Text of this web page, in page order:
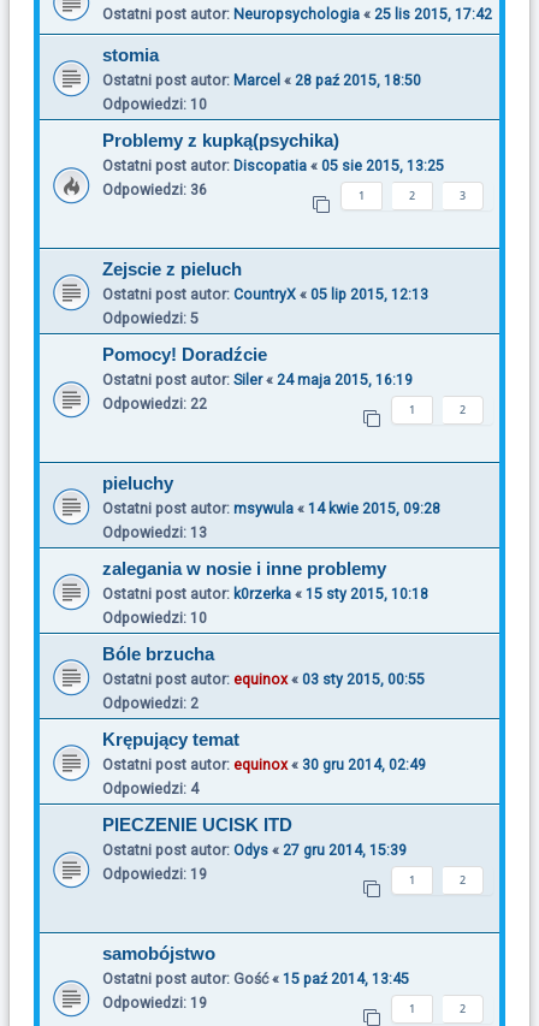
Ostatni post autor: Neuropsychologia « 25 lis 2015, 17:42
stomia
Ostatni post autor: Marcel « 28 paź 2015, 18:50
Odpowiedzi: 10
Problemy z kupką(psychika)
Ostatni post autor: Discopatia « 05 sie 2015, 13:25
Odpowiedzi: 36 1 2 3
Zejscie z pieluch
Ostatni post autor: CountryX « 05 lip 2015, 12:13
Odpowiedzi: 5
Pomocy! Doradźcie
Ostatni post autor: Siler« 24 maja 2015, 16:19
Odpowiedzi: 22 1 2
pieluchy
Ostatni post autor: msywula « 14 kwie 2015, 09:28
Odpowiedzi: 13
zalegania w nosie i inne problemy
Ostatni post autor: k0rzerka « 15 sty 2015, 10:18
Odpowiedzi: 10
Bóle brzucha
Ostatni post autor: equinox« 03 sty 2015, 00:55
Odpowiedzi: 2
Krępujący temat
Ostatni post autor: equinox« 30 gru 2014, 02:49
Odpowiedzi: 4
PIECZENIE UCISK ITD
Ostatni post autor: Odys « 27 gru 2014, 15:39
Odpowiedzi: 19 1 2
samobójstwo
Ostatni post autor: Gość« 15 paź 2014, 13:45
Odpowiedzi: 19 1 2